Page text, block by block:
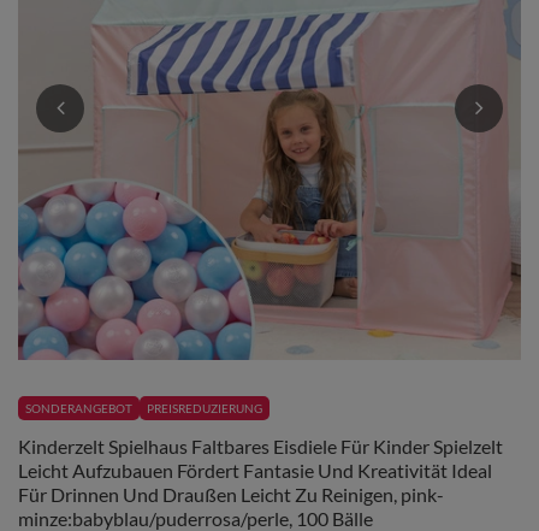
SONDERANGEBOT PREISREDUZIERUNG
Kinderzelt Spielhaus Faltbares Eisdiele Für Kinder Spielzelt
Leicht Aufzubauen Fördert Fantasie Und Kreativität Ideal
Für Drinnen Und Draußen Leicht Zu Reinigen, pink-
minze:babyblau/puderrosa/perle, 100 Bälle